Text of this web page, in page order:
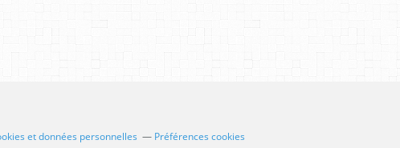
et données personnelles Préférences cookies